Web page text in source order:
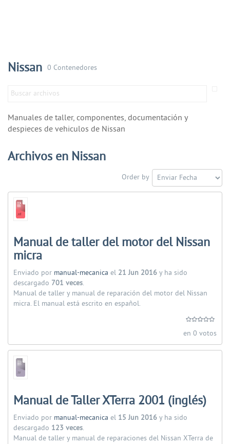
Nissan 0 Contenedores
Manuales de taller, componentes, documentación y
despieces de vehiculos de Nissan
Archivos en Nissan
Order by
Manual de taller del motor del Nissan
micra
Enviado por manual-mecanica el 21 Jun 2016 y ha sido
descargado 701 veces.
Manual de taller y manual de reparación del motor del Nissan
micra. El manual está escrito en español.
en 0 votos
Manual de Taller XTerra 2001 (inglés)
Enviado por manual-mecanica el 15 Jun 2016 y ha sido
descargado 123 veces.
Manual de taller y manual de reparaciones del Nissan XTerra de